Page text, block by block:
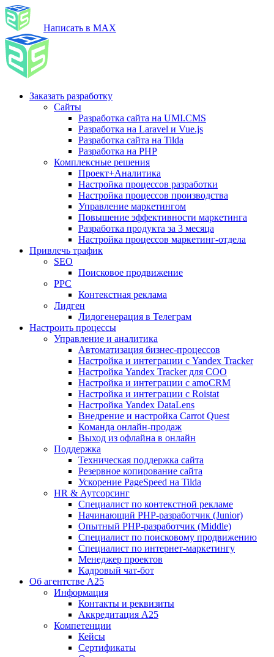
Написать в MAX
Заказать разработку
Сайты
Разработка сайта на UMI.CMS
Разработка на Laravel и Vue.js
Разработка сайта на Tilda
Разработка на PHP
Комплексные решения
Проект+Аналитика
Настройка процессов разработки
Настройка процессов производства
Управление маркетингом
Повышение эффективности маркетинга
Разработка продукта за 3 месяца
Настройка процессов маркетинг-отдела
Привлечь трафик
SEO
Поисковое продвижение
PPC
Контекстная реклама
Лидген
Лидогенерация в Телеграм
Настроить процессы
Управление и аналитика
Автоматизация бизнес-процессов
Настройка и интеграции с Yandex Tracker
Настройка Yandex Tracker для СОО
Настройка и интеграции с amoCRM
Настройка и интеграции с Roistat
Настройка Yandex DataLens
Внедрение и настройка Carrot Quest
Команда онлайн-продаж
Выход из офлайна в онлайн
Поддержка
Техническая поддержка сайта
Резервное копирование сайта
Ускорение PageSpeed на Tilda
HR & Аутсорсинг
Специалист по контекстной рекламе
Начинающий PHP-разработчик (Junior)
Опытный PHP-разработчик (Middle)
Специалист по поисковому продвижению
Специалист по интернет-маркетингу
Менеджер проектов
Кадровый чат-бот
Об агентстве А25
Информация
Контакты и реквизиты
Аккредитация А25
Компетенции
Кейсы
Сертификаты